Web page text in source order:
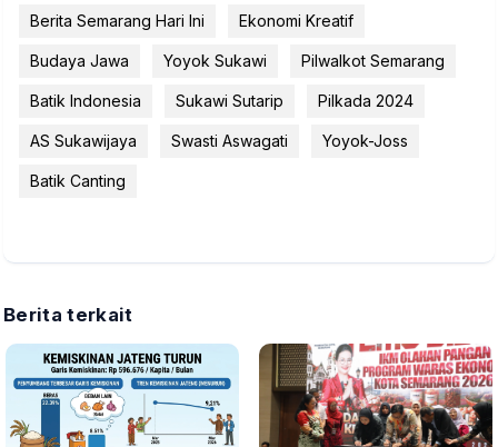
Berita Semarang Hari Ini Ekonomi Kreatif
Budaya Jawa Yoyok Sukawi Pilwalkot Semarang
Batik Indonesia Sukawi Sutarip Pilkada 2024
AS Sukawijaya Swasti Aswagati Yoyok-Joss
Batik Canting
Berita terkait